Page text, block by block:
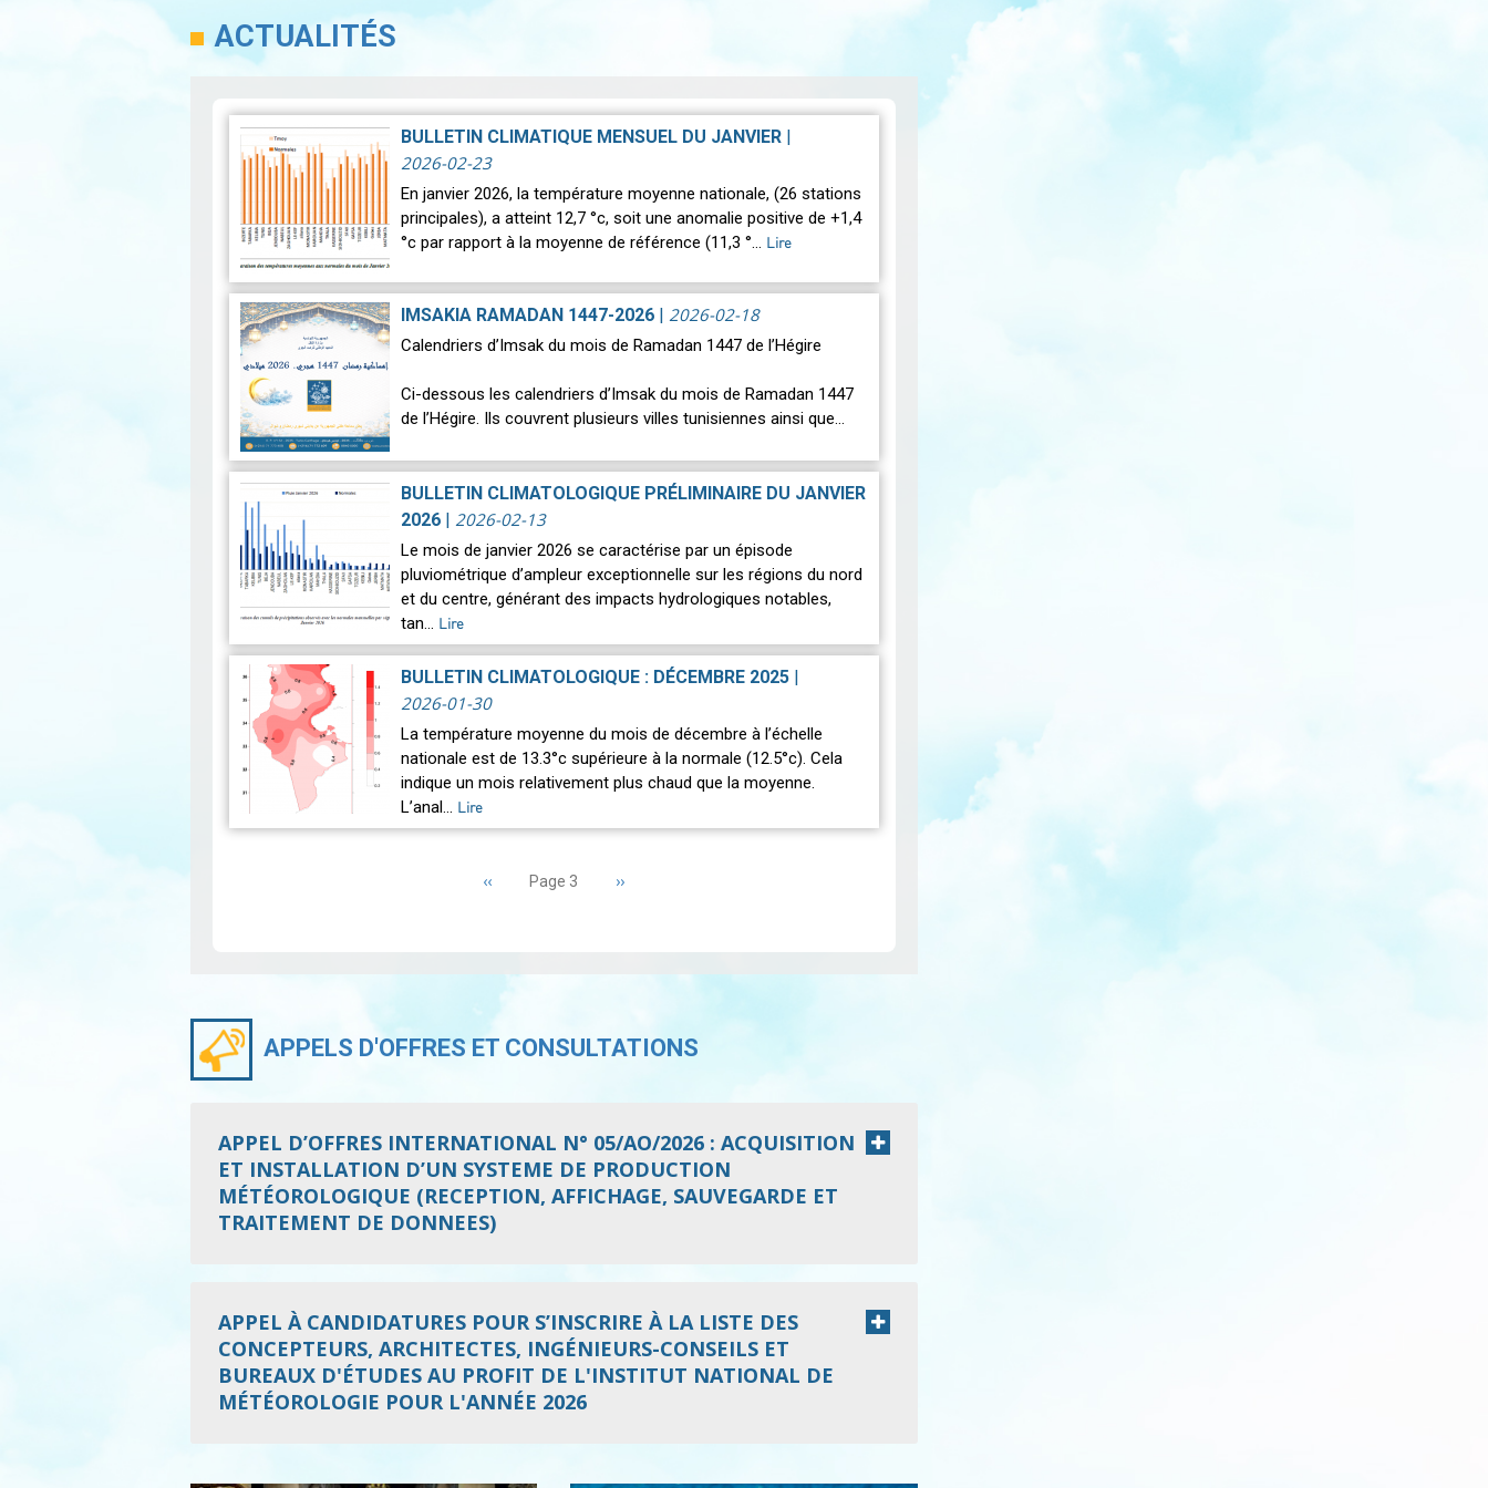
ACTUALITÉS
BULLETIN CLIMATIQUE MENSUEL DU JANVIER |
2026-02-23
En janvier 2026, la température moyenne nationale, (26 stations
principales), a atteint 12,7 °c, soit une anomalie positive de +1,4
°c par rapport à la moyenne de référence (11,3 °… Lire
IMSAKIA RAMADAN 1447-2026 | 2026-02-18
Calendriers d’Imsak du mois de Ramadan 1447 de l’Hégire
Ci-dessous les calendriers d’Imsak du mois de Ramadan 1447
de l’Hégire. Ils couvrent plusieurs villes tunisiennes ainsi que…
BULLETIN CLIMATOLOGIQUE PRÉLIMINAIRE DU JANVIER
2026 | 2026-02-13
Le mois de janvier 2026 se caractérise par un épisode
pluviométrique d’ampleur exceptionnelle sur les régions du nord
et du centre, générant des impacts hydrologiques notables,
tan… Lire
BULLETIN CLIMATOLOGIQUE : DÉCEMBRE 2025 |
2026-01-30
La température moyenne du mois de décembre à l’échelle
nationale est de 13.3°c supérieure à la normale (12.5°c). Cela
indique un mois relativement plus chaud que la moyenne.
L’anal… Lire
Page
précédente
‹‹ Page 3 Page
››
APPELS D'OFFRES ET CONSULTATIONS
APPEL D’OFFRES INTERNATIONAL N° 05/AO/2026 : ACQUISITION
ET INSTALLATION D’UN SYSTEME DE PRODUCTION
MÉTÉOROLOGIQUE (RECEPTION, AFFICHAGE, SAUVEGARDE ET
TRAITEMENT DE DONNEES)
APPEL À CANDIDATURES POUR S’INSCRIRE À LA LISTE DES
CONCEPTEURS, ARCHITECTES, INGÉNIEURS-CONSEILS ET
BUREAUX D'ÉTUDES AU PROFIT DE L'INSTITUT NATIONAL DE
MÉTÉOROLOGIE POUR L'ANNÉE 2026